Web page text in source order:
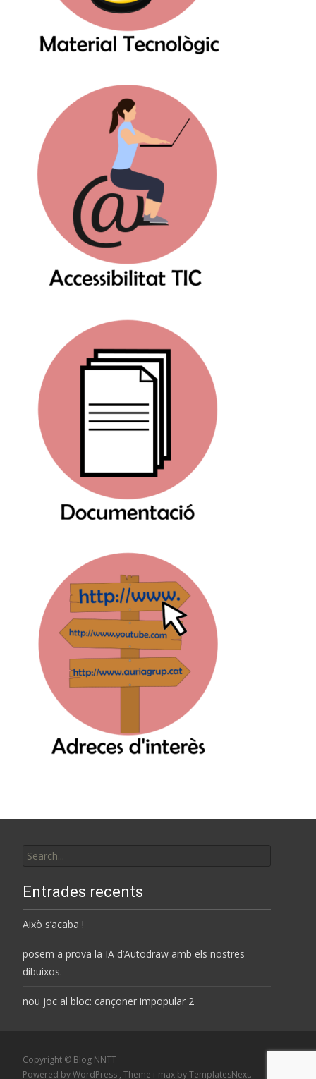
for:
Entrades recents
Això s’acaba !
posem a prova la IA d’Autodraw amb els nostres
dibuixos.
nou joc al bloc: cançoner impopular 2
Copyright © Blog NNTT
Powered by WordPress , Theme i-max by TemplatesNext.